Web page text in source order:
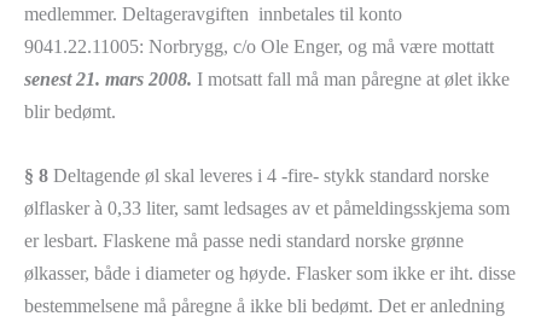
medlemmer. Deltageravgiften innbetales til konto
9041.22.11005: Norbrygg, c/o Ole Enger, og må være mottatt
senest 21. mars 2008. I motsatt fall må man påregne at ølet ikke
blir bedømt.
§ 8 Deltagende øl skal leveres i 4 -fire- stykk standard norske
ølflasker à 0,33 liter, samt ledsages av et påmeldingsskjema som
er lesbart. Flaskene må passe nedi standard norske grønne
ølkasser, både i diameter og høyde. Flasker som ikke er iht. disse
bestemmelsene må påregne å ikke bli bedømt. Det er anledning